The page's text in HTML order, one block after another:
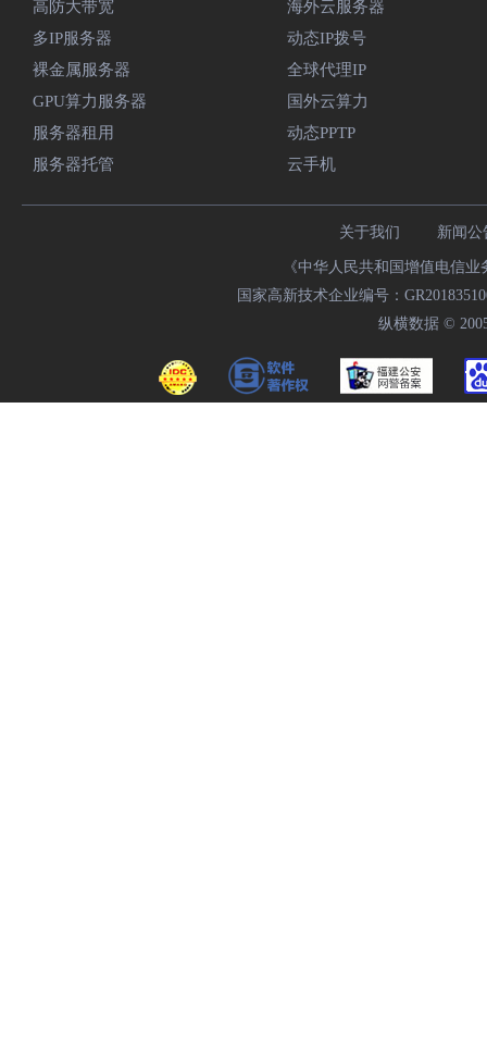
高防大带宽
多IP服务器
裸金属服务器
GPU算力服务器
服务器租用
服务器托管
海外云服务器
动态IP拨号
全球代理IP
国外云算力
动态PPTP
云手机
关于我们 新闻公
《中华人民共和国增值电信
国家高新技术企业编号：
纵横数据 ©